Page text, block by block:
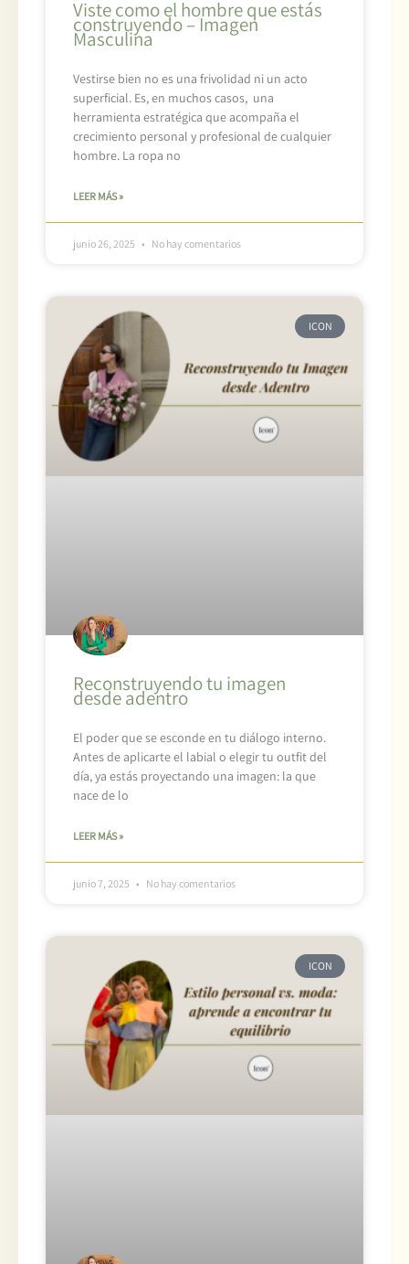
Viste como el hombre que estás
construyendo – Imagen
Masculina
Vestirse bien no es una frivolidad ni un acto
superficial. Es, en muchos casos, una
herramienta estratégica que acompaña el
crecimiento personal y profesional de cualquier
hombre. La ropa no
LEER MÁS »
junio 26, 2025 No hay comentarios
ICON
Reconstruyendo tu imagen
desde adentro
El poder que se esconde en tu diálogo interno.
Antes de aplicarte el labial o elegir tu outfit del
día, ya estás proyectando una imagen: la que
nace de lo
LEER MÁS »
junio 7, 2025 No hay comentarios
ICON